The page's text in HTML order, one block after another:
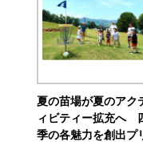
夏の苗場が夏のアク
ィビティー拡充へ
季の各魅力を創出プ